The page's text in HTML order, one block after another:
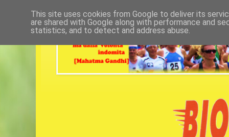
This site uses cookies from Google to deliver its
are shared with Google along with performance and
statistics, and to detect and address abuse.